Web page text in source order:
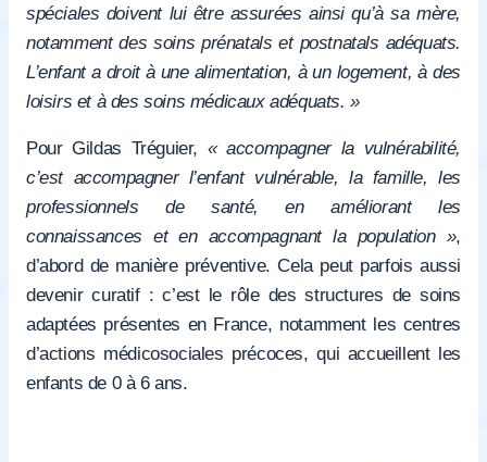
spéciales doivent lui être assurées ainsi qu’à sa mère,
notamment des soins prénatals et postnatals adéquats.
L’enfant a droit à une alimentation, à un logement, à des
loisirs et à des soins médicaux adéquats. »
Pour Gildas Tréguier, « accompagner la vulnérabilité,
c’est accompagner l’enfant vulnérable, la famille, les
professionnels de santé, en améliorant les
connaissances et en accompagnant la population »,
d’abord de manière préventive. Cela peut parfois aussi
devenir curatif : c’est le rôle des structures de soins
adaptées présentes en France, notamment les centres
d’actions médicosociales précoces, qui accueillent les
enfants de 0 à 6 ans.